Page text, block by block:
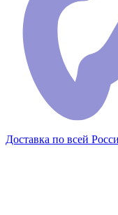
Доставка по всей